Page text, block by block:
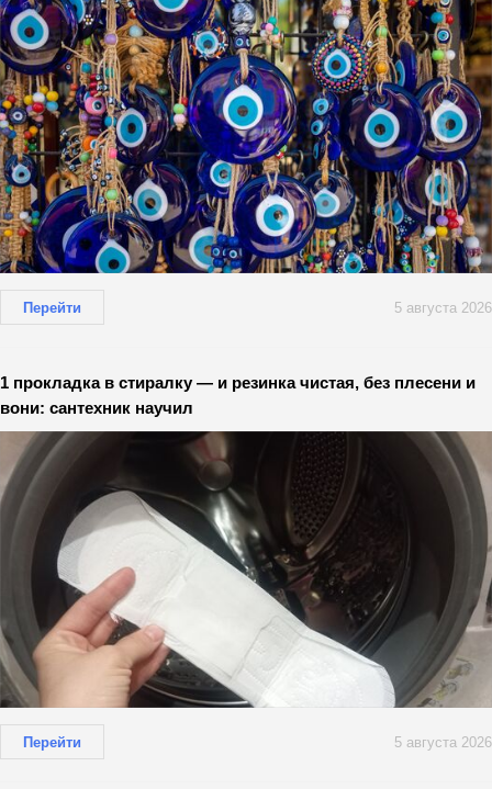
Перейти 5 августа 2026
1 прокладка в стиралку — и резинка чистая, без плесени и
вони: сантехник научил
Перейти 5 августа 2026